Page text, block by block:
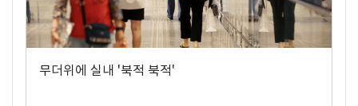
무더위에 실내 '북적 북적'